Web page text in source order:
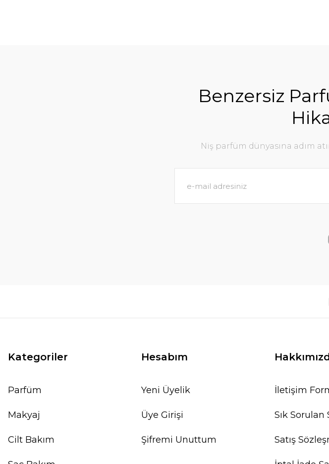
Benzersiz
Niş parfüm dünyasına adım
Kategoriler
Parfüm
Makyaj
Cilt Bakım
Hesabım
Yeni Üyelik
Üye Girişi
Şifremi Unuttum
İletişim
Sık Sorulan
Satış